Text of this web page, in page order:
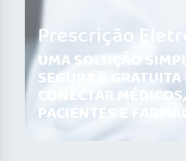
Prescrição
UMA SOLUÇÃO
SEGURA E GRATUITA
CONECTAR MÉDICOS,
PACIENTES E